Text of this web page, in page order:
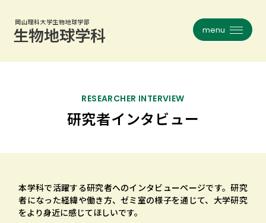
生物地球学科
メニュー
生物地球学科について
大学院
お知らせ一覧
植物学
昆虫学
地球・災害科学
岡山理科大学生物地球学部
生物地球学科 メニュー
RESEARCHER INTERVIEW
研究者インタビュー
本学科で活躍する研究者へのインタビューページです。研究
者になった経緯や働き方、ゼミ室の様子を通じて、大学研究
をより身近に感じてほしいです。